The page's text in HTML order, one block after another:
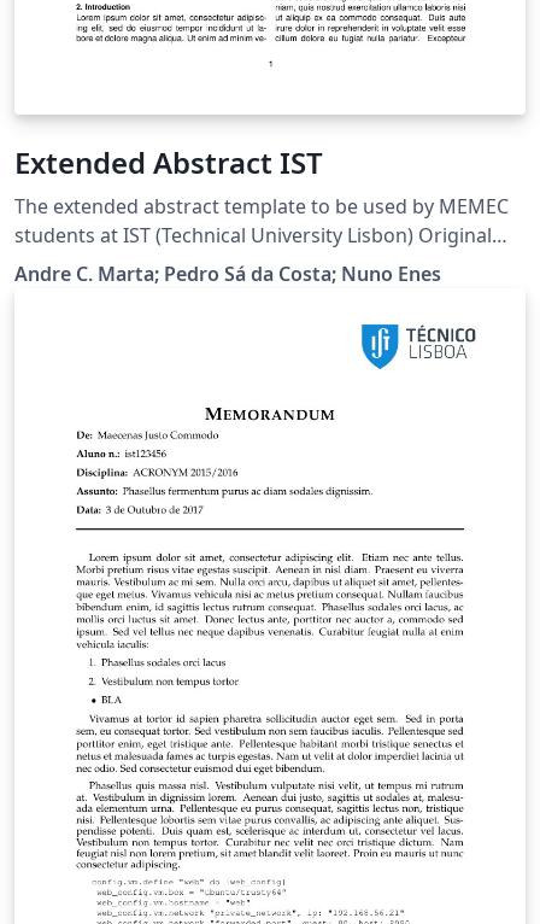
Extended Abstract IST
The extended abstract template to be used by MEMEC
students at IST (Technical University Lisbon) Original
Author: Andre C. Marta Overleaf Port: Pedro Sá da
Modified: Sept 20,2016
Andre C. Marta; Pedro Sá da Costa; Nuno Enes